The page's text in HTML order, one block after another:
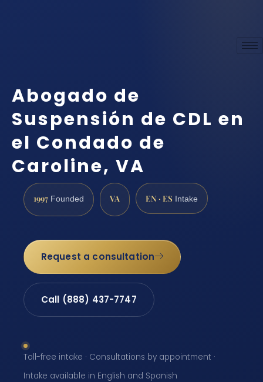
Abogado de
Suspensión de CDL en
el Condado de
Caroline, VA
1997 Founded VA EN · ES Intake
Request a consultation
Call (888) 437-7747
Toll-free intake · Consultations by appointment ·
Intake available in English and Spanish